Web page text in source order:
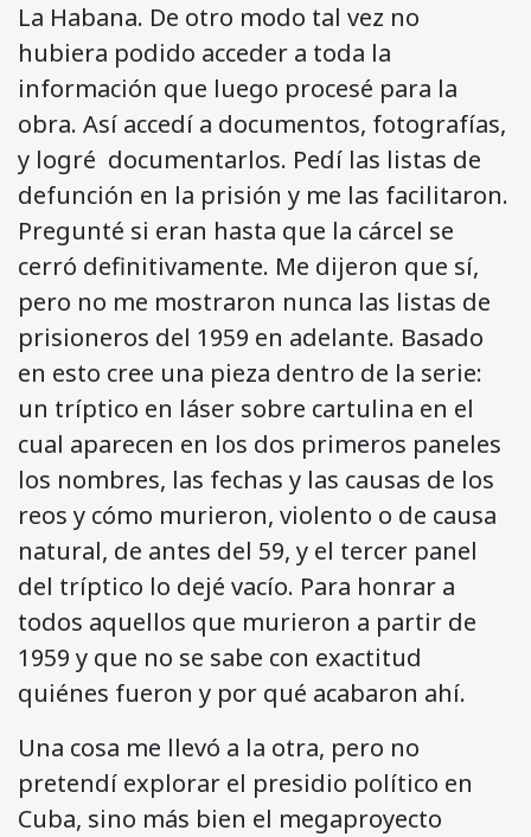
La Habana. De otro modo tal vez no
hubiera podido acceder a toda la
información que luego procesé para la
obra. Así accedí a documentos, fotografías,
y logré documentarlos. Pedí las listas de
defunción en la prisión y me las facilitaron.
Pregunté si eran hasta que la cárcel se
cerró definitivamente. Me dijeron que sí,
pero no me mostraron nunca las listas de
prisioneros del 1959 en adelante. Basado
en esto cree una pieza dentro de la serie:
un tríptico en láser sobre cartulina en el
cual aparecen en los dos primeros paneles
los nombres, las fechas y las causas de los
reos y cómo murieron, violento o de causa
natural, de antes del 59, y el tercer panel
del tríptico lo dejé vacío. Para honrar a
todos aquellos que murieron a partir de
1959 y que no se sabe con exactitud
quiénes fueron y por qué acabaron ahí.
Una cosa me llevó a la otra, pero no
pretendí explorar el presidio político en
Cuba, sino más bien el megaproyecto